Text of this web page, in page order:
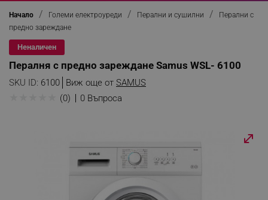
Начало Големи електроуреди Перални и сушилни
Перални с
предно зареждане
Неналичен
Пералня с предно зареждане Samus WSL- 6100
SKU ID: 6100 Виж още от SAMUS
(0) 0 Въпроса